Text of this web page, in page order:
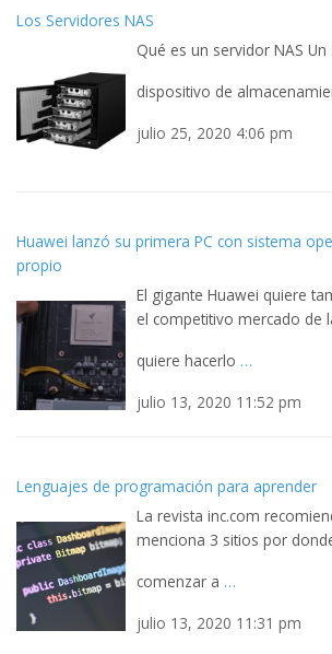
Qué es un servidor NAS Un
dispositivo de
julio 25, 2020 4:06 pm
El gigante Huawei quiere
quiere hacerlo…
julio 13, 2020 11:52 pm
La revista inc.com
menciona 3 sitios por
comenzar a …
julio 13, 2020 11:31 pm